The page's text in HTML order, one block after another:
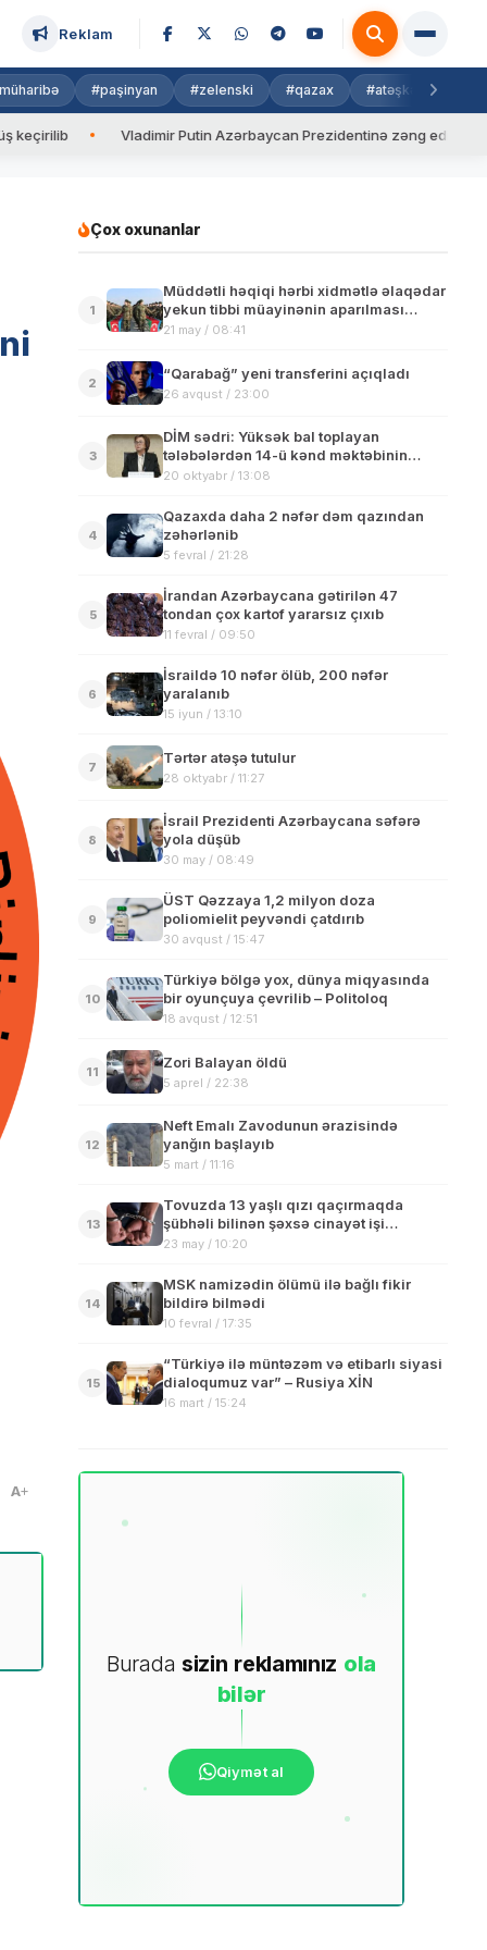
Reklam
#paşinyan #zelenski #qazax #atəşkəs
Vladimir Putin Azərbaycan Prezidentinə zəng edib Valyuta
A
Çox oxunanlar
1
Müddətli həqiqi hərbi xidmətlə əlaqədar
yekun tibbi müayinənin aparılması
qaydası müəyyənləşib
21 may / 08:41
2
“Qarabağ” yeni transferini açıqladı
26 avqust / 23:00
3
DİM sədri: Yüksək bal toplayan
tələbələrdən 14-ü kənd məktəbinin
məzunlarıdır
20 oktyabr / 13:08
4
Qazaxda daha 2 nəfər dəm qazından
zəhərlənib
5 fevral / 21:28
5
İrandan Azərbaycana gətirilən 47
tondan çox kartof yararsız çıxıb
11 fevral / 09:50
6
İsraildə 10 nəfər ölüb, 200 nəfər
yaralanıb
15 iyun / 13:10
7
Tərtər atəşə tutulur
28 oktyabr / 11:27
8
İsrail Prezidenti Azərbaycana səfərə
yola düşüb
30 may / 08:49
9
ÜST Qəzzaya 1,2 milyon doza
poliomielit peyvəndi çatdırıb
30 avqust / 15:47
10
Türkiyə bölgə yox, dünya miqyasında
bir oyunçuya çevrilib – Politoloq
18 avqust / 12:51
11
Zori Balayan öldü
5 aprel / 22:38
12
Neft Emalı Zavodunun ərazisində
yanğın başlayıb
5 mart / 11:16
13
Tovuzda 13 yaşlı qızı qaçırmaqda
şübhəli bilinən şəxsə cinayət işi
başlanılıb
23 may / 10:20
14
MSK namizədin ölümü ilə bağlı fikir
bildirə bilmədi
10 fevral / 17:35
15
“Türkiyə ilə müntəzəm və etibarlı siyasi
dialoqumuz var” – Rusiya XİN
16 mart / 15:24
Burada sizin reklamınız ola
bilər
Qiymət al